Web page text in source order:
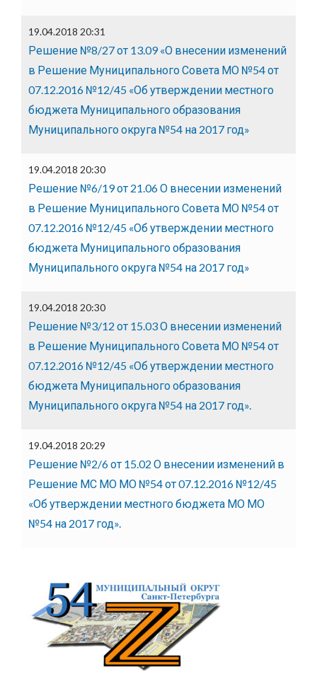
19.04.2018 20:31
Решение №8/27 от 13.09 «О внесении изменений
в Решение Муниципального Совета МО №54 от
07.12.2016 №12/45 «Об утверждении местного
бюджета Муниципального образования
Муниципального округа №54 на 2017 год»
19.04.2018 20:30
Решение №6/19 от 21.06 О внесении изменений
в Решение Муниципального Совета МО №54 от
07.12.2016 №12/45 «Об утверждении местного
бюджета Муниципального образования
Муниципального округа №54 на 2017 год»
19.04.2018 20:30
Решение №3/12 от 15.03 О внесении изменений
в Решение Муниципального Совета МО №54 от
07.12.2016 №12/45 «Об утверждении местного
бюджета Муниципального образования
Муниципального округа №54 на 2017 год».
19.04.2018 20:29
Решение №2/6 от 15.02 О внесении изменений в
Решение МС МО МО №54 от 07.12.2016 №12/45
«Об утверждении местного бюджета МО МО
№54 на 2017 год».